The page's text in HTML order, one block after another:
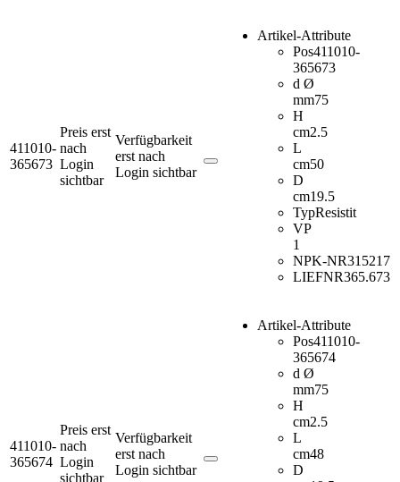
411010-
365673
Preis erst
nach
Login
sichtbar
Verfügbarkeit
erst nach
Login sichtbar
Artikel-Attribute
Pos411010-
365673
d Ø
mm75
H
cm2.5
L
cm50
D
cm19.5
TypResistit
VP
1
NPK-NR315217
LIEFNR365.673
411010-
365674
Preis erst
nach
Login
sichtbar
Verfügbarkeit
erst nach
Login sichtbar
Artikel-Attribute
Pos411010-
365674
d Ø
mm75
H
cm2.5
L
cm48
D